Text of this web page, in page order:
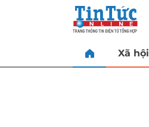
Xã hội